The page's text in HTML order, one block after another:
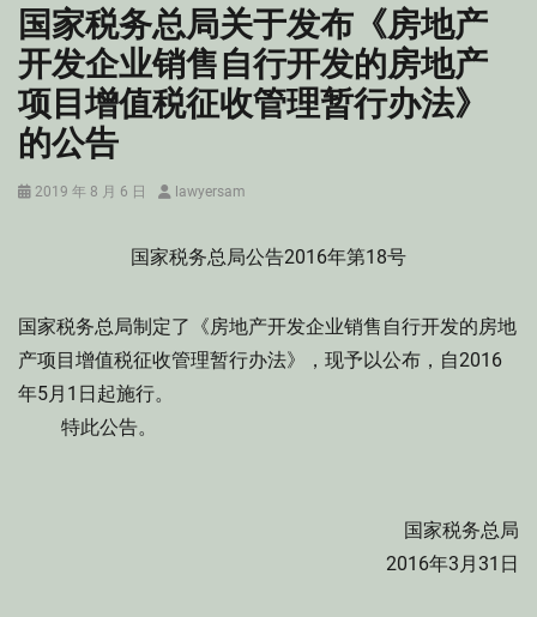
国家税务总局关于发布《房地产
开发企业销售自行开发的房地产
项目增值税征收管理暂行办法》
的公告
Posted
2019 年 8 月 6 日 Authorlawyersam
国家税务总局公告2016年第18号
国家税务总局制定了《房地产开发企业销售自行开发的房地
产项目增值税征收管理暂行办法》，现予以公布，自2016
年5月1日起施行。
特此公告。
国家税务总局
2016年3月31日